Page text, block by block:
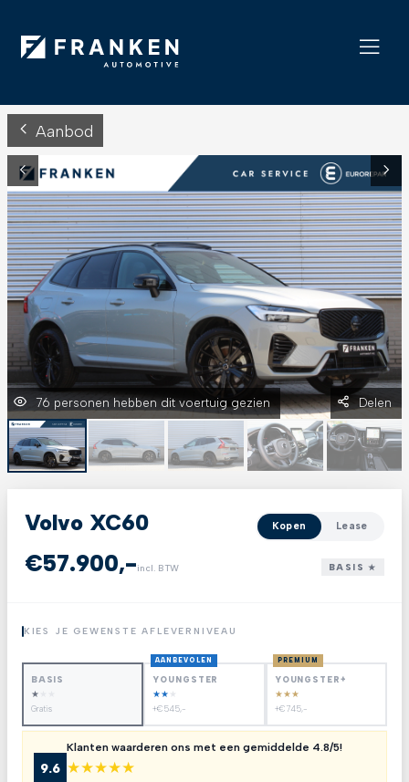
76 personen hebben dit voertuig gezien Delen
Aanbod
Volvo XC60 Kopen Lease
€57.900,-incl. BTW BASIS ★
KIES JE GEWENSTE AFLEVERNIVEAU
BASIS
★
Gratis
AANBEVOLEN
YOUNGSTER
★★ ★
+€545,-
PREMIUM
YOUNGSTER+
★★★
+€745,-
9.6
Klanten waarderen ons met een gemiddelde 4.8/5!
★★★★★